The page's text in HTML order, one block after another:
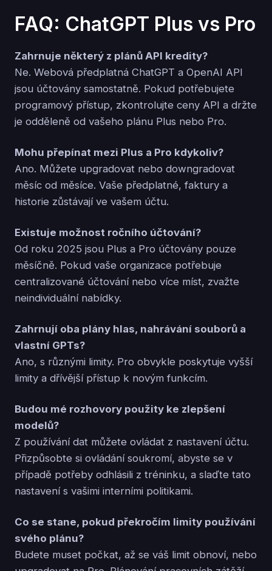
FAQ: ChatGPT Plus vs Pro
Zahrnuje některý z plánů API kredity?
Ne. Webová předplatná ChatGPT a OpenAI API
jsou účtovány samostatně. Pokud potřebujete
programový přístup, zkontrolujte ceny API a držte
je odděleně od vašeho plánu Plus nebo Pro.
Mohu přepínat mezi Plus a Pro kdykoliv?
Ano. Můžete upgradovat nebo downgradovat
měsíc od měsíce. Vaše předplatné, faktury a
historie zůstávají ve vašem účtu.
Existuje možnost ročního účtování?
Od roku 2025 jsou Plus a Pro účtovány pouze
měsíčně. Pokud vaše organizace potřebuje
centralizované účtování nebo více míst, zvažte
neindividuální nabídky.
Zahrnují oba plány hlas, nahrávání souborů a
vlastní GPTs?
Ano, s různými limity. Pro obvykle poskytuje vyšší
limity a dřívější přístup k novým funkcím.
Budou mé rozhovory použity ke zlepšení
modelů?
Z používání dat můžete ovládat z nastavení účtu.
Přizpůsobte si ovládání soukromí, abyste se v
případě potřeby odhlásili z tréninku, a slaďte tato
nastavení s vašimi interními politikami.
Co se stane, pokud překročím limity používání
svého plánu?
Budete muset počkat, až se váš limit obnoví, nebo